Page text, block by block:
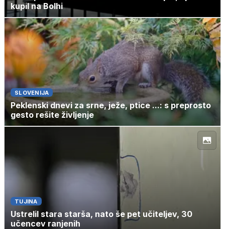
kupil na Bolhi
SLOVENIJA
Peklenski dnevi za srne, ježe, ptice ...: s preprosto
gesto rešite življenje
TUJINA
Ustrelil stara starša, nato še pet učiteljev, 30
učencev ranjenih